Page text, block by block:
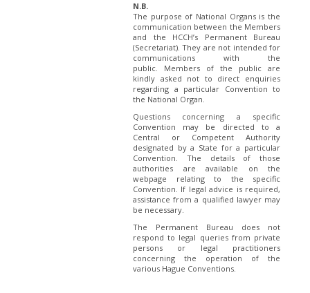
N.B.
The purpose of National Organs is the
communication between the Members
and the HCCH’s Permanent Bureau
(Secretariat). They are not intended for
communications with the
public. Members of the public are
kindly asked not to direct enquiries
regarding a particular Convention to
the National Organ.
Questions concerning a specific
Convention may be directed to a
Central or Competent Authority
designated by a State for a particular
Convention. The details of those
authorities are available on the
webpage relating to the specific
Convention. If legal advice is required,
assistance from a qualified lawyer may
be necessary.
The Permanent Bureau does not
respond to legal queries from private
persons or legal practitioners
concerning the operation of the
various Hague Conventions.